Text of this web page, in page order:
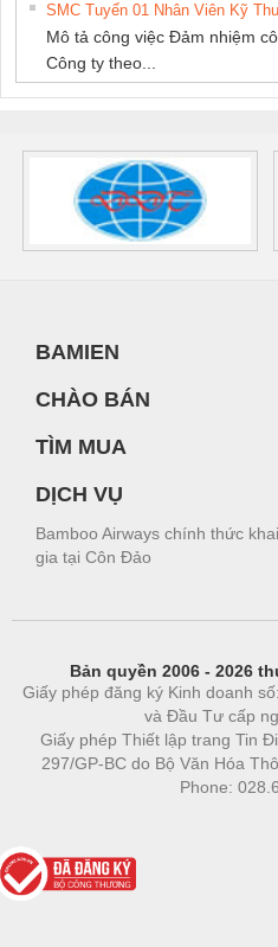
SMC Tuyển 01 Nhân Viên Kỹ
Mô tả công việc Đảm nhiệm
Công ty theo...
BAMIEN
CHÀO BÁN
TÌM MUA
DỊCH VỤ
Bamboo Airways chính thức
gia tại Côn Đảo
Bản quyền 2006 - 2026
Giấy phép đăng ký Kinh doanh
và Đầu Tư cấp
Giấy phép Thiết lập trang Tin
297/GP-BC do Bộ Văn Hóa
Phone: